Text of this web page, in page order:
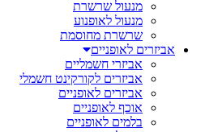
מנעול שרשרת
מנעול לאופנוע
שרשרת מחוסמת
אביזרים לאופניים
אביזרי חשמליים
אביזרים לקורקינט חשמלי
אביזרים לאופניים
אוכף לאופניים
בלמים לאופניים